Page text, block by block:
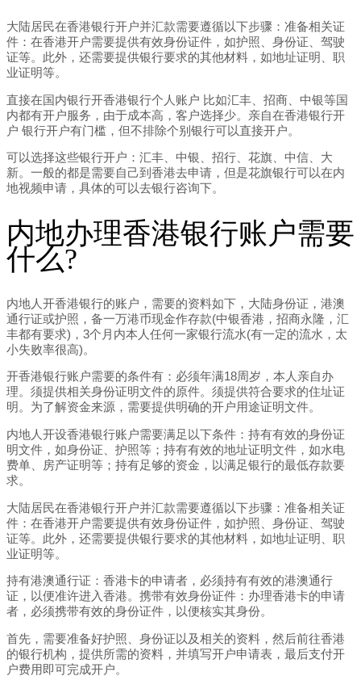
大陆居民在香港银行开户并汇款需要遵循以下步骤：准备相关证
件：在香港开户需要提供有效身份证件，如护照、身份证、驾驶
证等。此外，还需要提供银行要求的其他材料，如地址证明、职
业证明等。
直接在国内银行开香港银行个人账户 比如汇丰、招商、中银等国
内都有开户服务，由于成本高，客户选择少。亲自在香港银行开
户 银行开户有门槛，但不排除个别银行可以直接开户。
可以选择这些银行开户：汇丰、中银、招行、花旗、中信、大
新。一般的都是需要自己到香港去申请，但是花旗银行可以在内
地视频申请，具体的可以去银行咨询下。
内地办理香港银行账户需要
什么?
内地人开香港银行的账户，需要的资料如下，大陆身份证，港澳
通行证或护照，备一万港币现金作存款(中银香港，招商永隆，汇
丰都有要求)，3个月内本人任何一家银行流水(有一定的流水，太
小失败率很高)。
开香港银行账户需要的条件有：必须年满18周岁，本人亲自办
理。须提供相关身份证明文件的原件。须提供符合要求的住址证
明。为了解资金来源，需要提供明确的开户用途证明文件。
内地人开设香港银行账户需要满足以下条件：持有有效的身份证
明文件，如身份证、护照等；持有有效的地址证明文件，如水电
费单、房产证明等；持有足够的资金，以满足银行的最低存款要
求。
大陆居民在香港银行开户并汇款需要遵循以下步骤：准备相关证
件：在香港开户需要提供有效身份证件，如护照、身份证、驾驶
证等。此外，还需要提供银行要求的其他材料，如地址证明、职
业证明等。
持有港澳通行证：香港卡的申请者，必须持有有效的港澳通行
证，以便准许进入香港。携带有效身份证件：办理香港卡的申请
者，必须携带有效的身份证件，以便核实其身份。
首先，需要准备好护照、身份证以及相关的资料，然后前往香港
的银行机构，提供所需的资料，并填写开户申请表，最后支付开
户费用即可完成开户。